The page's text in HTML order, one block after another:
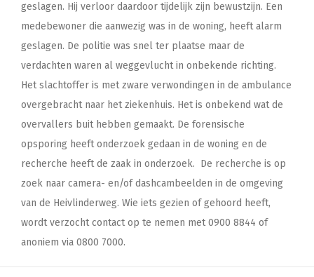
geslagen. Hij verloor daardoor tijdelijk zijn bewustzijn. Een
medebewoner die aanwezig was in de woning, heeft alarm
geslagen. De politie was snel ter plaatse maar de
verdachten waren al weggevlucht in onbekende richting.
Het slachtoffer is met zware verwondingen in de ambulance
overgebracht naar het ziekenhuis. Het is onbekend wat de
overvallers buit hebben gemaakt. De forensische
opsporing heeft onderzoek gedaan in de woning en de
recherche heeft de zaak in onderzoek. De recherche is op
zoek naar camera- en/of dashcambeelden in de omgeving
van de Heivlinderweg. Wie iets gezien of gehoord heeft,
wordt verzocht contact op te nemen met 0900 8844 of
anoniem via 0800 7000.